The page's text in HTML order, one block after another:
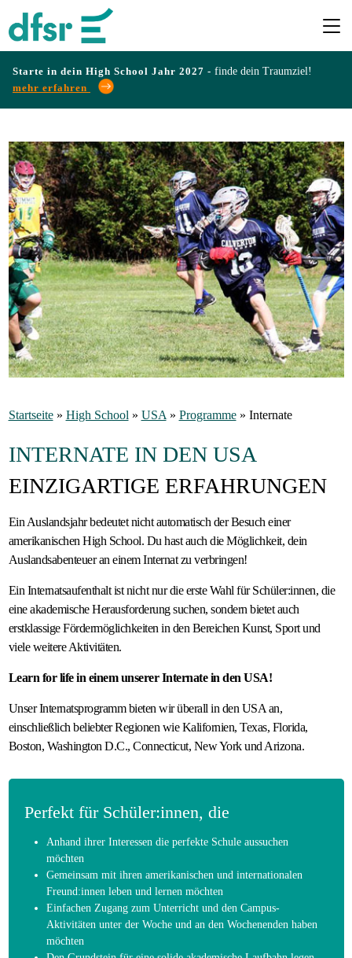
Starte in dein High School Jahr 2027 - finde dein Traumziel!
mehr erfahren
Programme
Infos
&
Erfahrungen
Preise
Gastfamilie
Startseite» High School» USA» Programme» Internate
INTERNATE IN DEN USA
EINZIGARTIGE ERFAHRUNGEN
Ein Auslandsjahr bedeutet nicht automatisch der Besuch einer
amerikanischen High School. Du hast auch die Möglichkeit, dein
Auslandsabenteuer an einem Internat zu verbringen!
Ein Internatsaufenthalt ist nicht nur die erste Wahl für Schüler:innen, die
eine akademische Herausforderung suchen, sondern bietet auch
erstklassige Fördermöglichkeiten in den Bereichen Kunst, Sport und
viele weitere Aktivitäten.
Learn for life in einem unserer Internate in den USA!
Unser Internatsprogramm bieten wir überall in den USA an,
einschließlich beliebter Regionen wie Kalifornien, Texas, Florida,
Boston, Washington D.C., Connecticut, New York und Arizona.
Perfekt für Schüler:innen, die
Anhand ihrer Interessen die perfekte Schule aussuchen
möchten
Gemeinsam mit ihren amerikanischen und internationalen
Freund:innen leben und lernen möchten
Einfachen Zugang zum Unterricht und den Campus-
Aktivitäten unter der Woche und an den Wochenenden haben
möchten